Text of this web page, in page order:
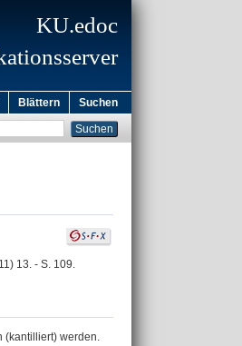
KU.edoc
Blättern Suchen
13. - S. 109.
(kantilliert) werden.